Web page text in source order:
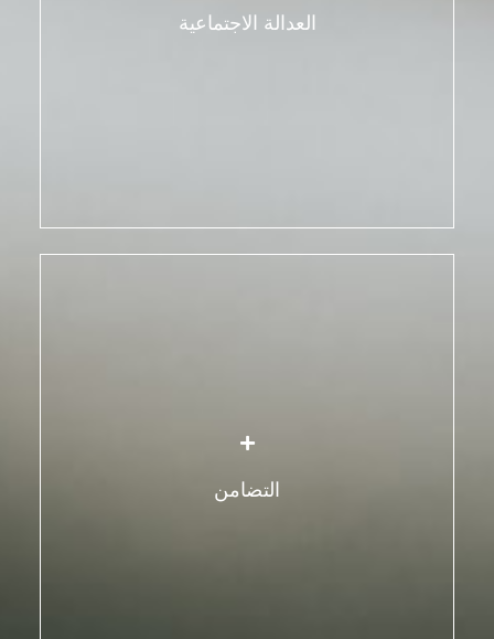
العدالة الاجتماعية
خدمات عالية الجودة والمشاركة العادلة في الموارد
التي يجب أن تلبي احتياجاتهنّ الأساسية وتحسن
التضامن
تعزيز رابط التضامن من خلال تنمية الشعور بالمسؤولية